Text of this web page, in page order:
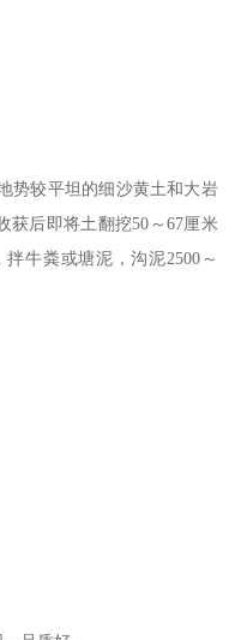
势较平坦的细沙黄土和大岩
获后即将土翻挖50～67厘米
牛粪或塘泥，沟泥2500～